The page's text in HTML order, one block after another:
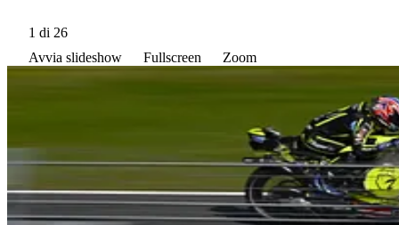
1 di 26
Avvia slideshow
Fullscreen Zoom